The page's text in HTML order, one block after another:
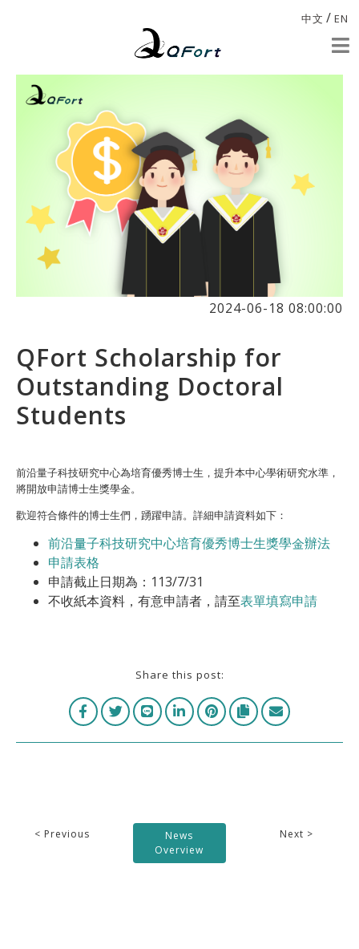
中文 / EN
2024-06-18 08:00:00
QFort Scholarship for
Outstanding Doctoral
Students
前沿量子科技研究中心為培育優秀博士生，提升本中心學術研究水準，
將開放申請博士生獎學金。
歡迎符合條件的博士生們，踴躍申請。詳細申請資料如下：
前沿量子科技研究中心培育優秀博士生獎學金辦法
申請表格
申請截止日期為：113/7/31
不收紙本資料，有意申請者，請至表單填寫申請
Share this post:
< Previous
News
Overview
Next >